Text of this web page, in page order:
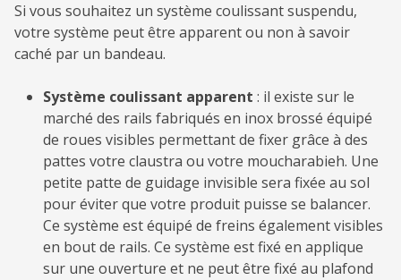
Si vous souhaitez un système coulissant suspendu,
votre système peut être apparent ou non à savoir
caché par un bandeau.
Système coulissant apparent : il existe sur le
marché des rails fabriqués en inox brossé équipé
de roues visibles permettant de fixer grâce à des
pattes votre claustra ou votre moucharabieh. Une
petite patte de guidage invisible sera fixée au sol
pour éviter que votre produit puisse se balancer.
Ce système est équipé de freins également visibles
en bout de rails. Ce système est fixé en applique
sur une ouverture et ne peut être fixé au plafond